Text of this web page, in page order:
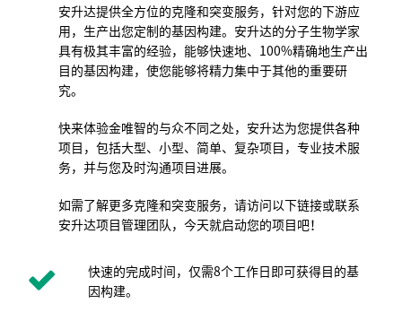
安升达提供全方位的克隆和突变服务，针对您的下游应
用，生产出您定制的基因构建。安升达的分子生物学家
具有极其丰富的经验，能够快速地、 100%精确地生产出
目的基因构建，使您能够将精力集中于其他的重要研
究。
快来体验金唯智的与众不同之处，安升达为您提供各种
项目，包括大型、小型、简单、复杂项目，专业技术服
务，并与您及时沟通项目进展。
如需了解更多克隆和突变服务，请访问以下链接或联系
安升达项目管理团队，今天就启动您的项目吧！
快速的完成时间，仅需8个工作日即可获得目的基
因构建。